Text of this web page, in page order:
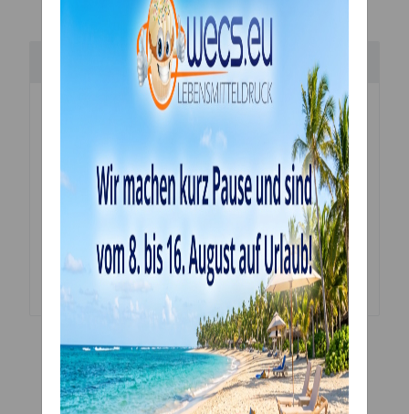
Geben Sie die erste Bewertung für diesen Artikel
ab und helfen Sie Anderen bei der
Kaufentscheidung
Artikel bewerten
Es gibt noch keine Bewertungen.
Ähnliche Artikel